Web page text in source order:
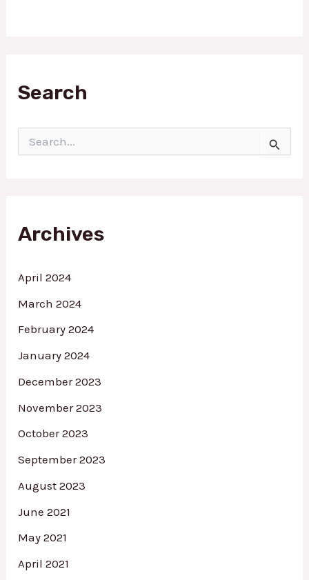
Search
e
o
Archives
April 2024
March 2024
February 2024
January 2024
December 2023
November 2023
October 2023
September 2023
August 2023
June 2021
May 2021
April 2021